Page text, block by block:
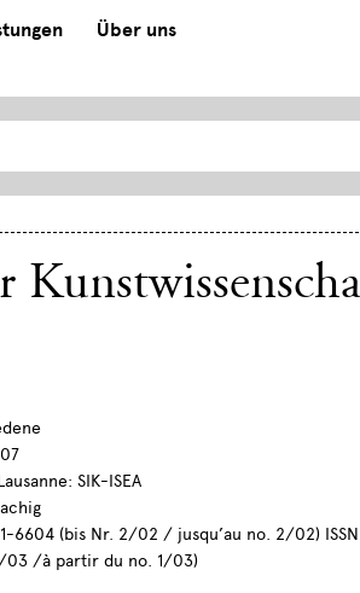
Über uns
SIK-ISEA
6604 (bis Nr. 2/02 / jusqu’au no. 2/02)
03 /à partir du no. 1/03)